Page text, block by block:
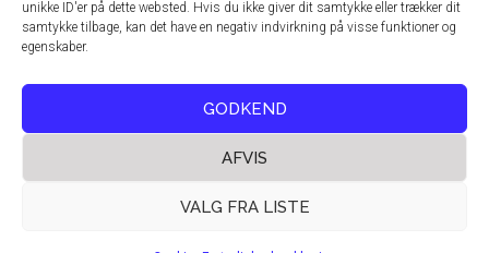
unikke ID'er på dette websted. Hvis du ikke giver dit samtykke eller trækker dit
samtykke tilbage, kan det have en negativ indvirkning på visse funktioner og
egenskaber.
GODKEND
AFVIS
VALG FRA LISTE
Telefon: +45 43 24 26 28
E-mail:info@techmedia.dk